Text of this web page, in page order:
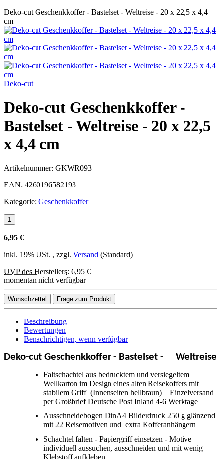
Deko-cut Geschenkkoffer - Bastelset - Weltreise - 20 x 22,5 x 4,4
cm
Deko-cut
Deko-cut Geschenkkoffer -
Bastelset - Weltreise - 20 x 22,5
x 4,4 cm
Artikelnummer: GKWR093
EAN: 4260196582193
Kategorie: Geschenkkoffer
6,95 €
inkl. 19% USt. , zzgl. Versand (Standard)
UVP des Herstellers: 6,95 €
momentan nicht verfügbar
Wunschzettel Frage zum Produkt
Beschreibung
Bewertungen
Benachrichtigen, wenn verfügbar
Deko-cut Geschenkkoffer - Bastelset - Weltreise
Faltschachtel aus bedrucktem und versiegeltem
Wellkarton im Design eines alten Reisekoffers mit
stabilem Griff(Innenseiten hellbraun) Einzelversand
per Großbrief Deutsche Post Inland 4-6 Werktage
Ausschneidebogen DinA4 Bilderdruck 250 g glänzend
mit 22 Reisemotiven und extra Kofferanhängern
Schachtel falten - Papiergriff einsetzen - Motive
individuell aussuchen, ausschneiden und mit wenig
Klebstoff aufkleben